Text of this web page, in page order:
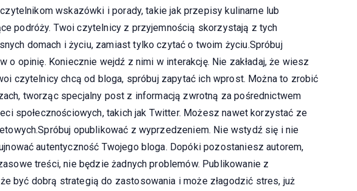
wskazówki i porady, takie jak przepisy kulinarne lub
podróży. Twoi czytelnicy z przyjemnością skorzystają z tych
domach i życiu, zamiast tylko czytać o twoim życiu.Spróbuj
o opinię. Koniecznie wejdź z nimi w interakcję. Nie zakładaj, że wiesz
czytelnicy chcą od bloga, spróbuj zapytać ich wprost. Można to zrobić
tworząc specjalny post z informacją zwrotną za pośrednictwem
społecznościowych, takich jak Twitter. Możesz nawet korzystać ze
opublikować z wyprzedzeniem. Nie wstydź się i nie
autentyczność Twojego bloga. Dopóki pozostaniesz autorem,
treści, nie będzie żadnych problemów. Publikowanie z
być dobrą strategią do zastosowania i może złagodzić stres, już